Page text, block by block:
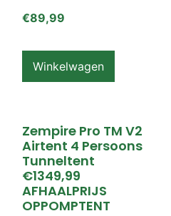
€89,99
Winkelwagen
Zempire Pro TM V2
Airtent 4 Persoons
Tunneltent
€1349,99
AFHAALPRIJS
OPPOMPTENT